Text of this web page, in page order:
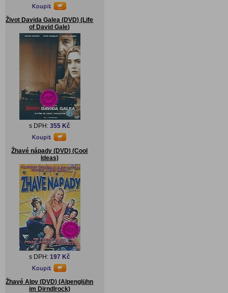
Život Davida Galea (DVD) (Life
of David Gale)
s DPH: 355 Kč
Žhavé nápady (DVD) (Cool
Ideas)
s DPH: 197 Kč
Žhavé Alpy (DVD) (Alpenglühn
im Dirndlrock)